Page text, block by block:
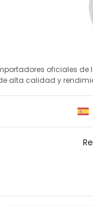
oficiales de
alta calidad y